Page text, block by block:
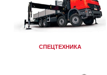
СПЕЦТЕХНИКА